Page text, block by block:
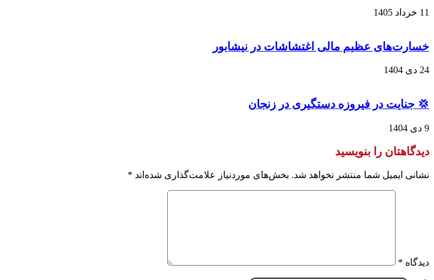
11 خرداد 1405
خسارت‌های عظیم مالی اغتشاشات در نیشابور
24 دی 1404
💢 جنایت در فیروزه دستگیری در زنجان
9 دی 1404
دیدگاهتان را بنویسید
نشانی ایمیل شما منتشر نخواهد شد. بخش‌های موردنیاز علامت‌گذاری شده‌اند *
دیدگاه *